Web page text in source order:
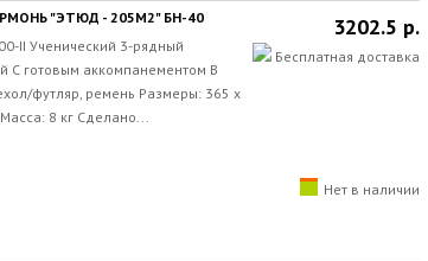
"ЭТЮД - 205М2" БН-40
II Ученический 3-рядный
С готовым аккомпанементом В
футляр, ремень Размеры: 365 х
8 кг Сделано...
3202.5 р.
Бесплатная доставка
Нет в наличии